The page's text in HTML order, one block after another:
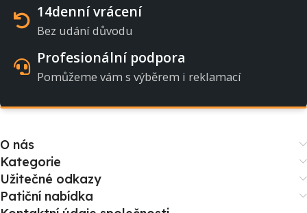
14denní vrácení
Bez udání důvodu
Profesionální podpora
Pomůžeme vám s výběrem i reklamací
O nás
Kategorie
Užitečné odkazy
Patiční nabídka